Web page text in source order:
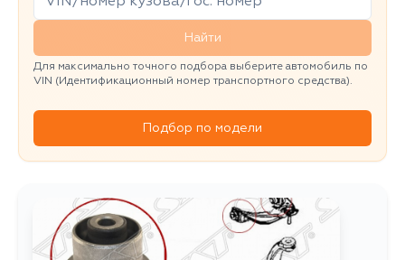
Найти
Для максимально точного подбора выберите автомобиль по
VIN (Идентификационный номер транспортного средства).
Подбор по модели